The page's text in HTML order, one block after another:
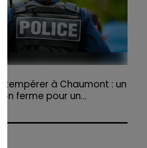
à Chaumont : un
ferme pour un...
également prononcé
de son permis et la confiscation